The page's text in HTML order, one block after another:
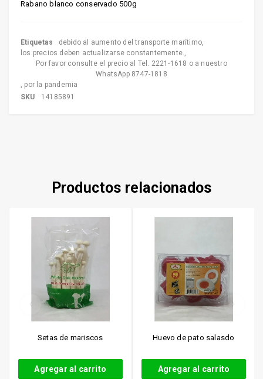
Rabano blanco conservado 500g
Etiquetas debido al aumento del transporte marítimo,
los precios deben actualizarse constantemente.,
Por favor consulte el precio al Tel. 2221-1618 o a nuestro
WhatsApp 8747-1818
, por la pandemia
SKU
14185891
Productos relacionados
Setas de mariscos
Agregar al carrito
Huevo de pato salasdo
Agregar al carrito